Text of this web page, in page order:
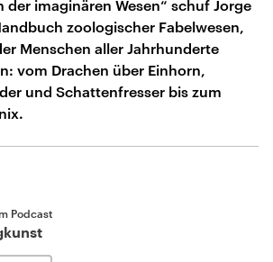
der imaginären Wesen“ schuf Jorge
zoologischer Fabelwesen,
Menschen aller Jahrhunderte
vom Drachen über Einhorn,
und Schattenfresser bis zum
Podcast